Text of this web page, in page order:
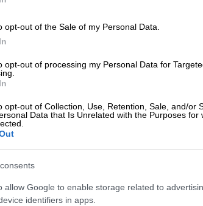
opt-out of the Sale of my Personal Data.
opt-out of processing my Personal Data for
opt-out of Collection, Use, Retention, Sale, and/or
Data that Is Unrelated with the Purposes for
allow Google to enable storage related to
identifiers in apps.
vaso di Assteas raffigurante il “ratto
1